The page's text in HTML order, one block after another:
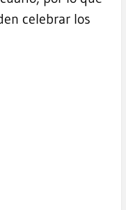
celebrar los